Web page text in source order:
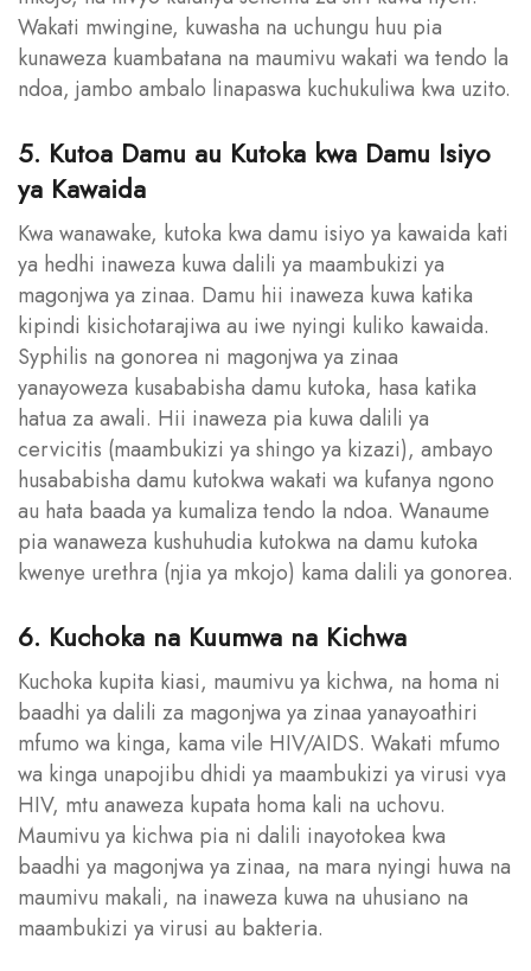
Wakati mwingine, kuwasha na uchungu huu pia
kunaweza kuambatana na maumivu wakati wa tendo la
ndoa, jambo ambalo linapaswa kuchukuliwa kwa uzito.
5. Kutoa Damu au Kutoka kwa Damu Isiyo
ya Kawaida
Kwa wanawake, kutoka kwa damu isiyo ya kawaida kati
ya hedhi inaweza kuwa dalili ya maambukizi ya
magonjwa ya zinaa. Damu hii inaweza kuwa katika
kipindi kisichotarajiwa au iwe nyingi kuliko kawaida.
Syphilis na gonorea ni magonjwa ya zinaa
yanayoweza kusababisha damu kutoka, hasa katika
hatua za awali. Hii inaweza pia kuwa dalili ya
cervicitis (maambukizi ya shingo ya kizazi), ambayo
husababisha damu kutokwa wakati wa kufanya ngono
au hata baada ya kumaliza tendo la ndoa. Wanaume
pia wanaweza kushuhudia kutokwa na damu kutoka
kwenye urethra (njia ya mkojo) kama dalili ya gonorea.
6. Kuchoka na Kuumwa na Kichwa
Kuchoka kupita kiasi, maumivu ya kichwa, na homa ni
baadhi ya dalili za magonjwa ya zinaa yanayoathiri
mfumo wa kinga, kama vile HIV/AIDS. Wakati mfumo
wa kinga unapojibu dhidi ya maambukizi ya virusi vya
HIV, mtu anaweza kupata homa kali na uchovu.
Maumivu ya kichwa pia ni dalili inayotokea kwa
baadhi ya magonjwa ya zinaa, na mara nyingi huwa na
maumivu makali, na inaweza kuwa na uhusiano na
maambukizi ya virusi au bakteria.